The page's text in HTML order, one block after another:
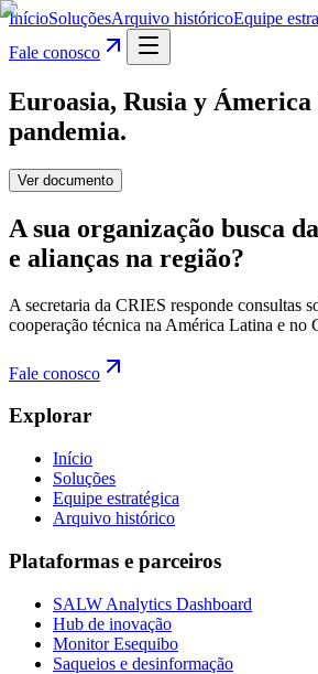
InícioSoluçõesArquivo históricoEquipe
Fale conosco
Euroasia, Rusia y
pandemia.
Ver documento
A sua organização busca
e alianças na região?
A secretaria da CRIES responde consultas
cooperação técnica na América Latina e no
Fale conosco
Explorar
Início
Soluções
Equipe estratégica
Arquivo histórico
Plataformas e parceiros
SALW Analytics Dashboard
Hub de inovação
Monitor Esequibo
Saqueios e desinformação